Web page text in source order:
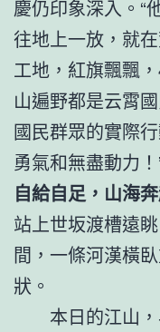
慶仍印象深入。“
往地上一放，就
工地，紅旗飄飄
山遍野都是云霄
國民群眾的實際
勇氣和無盡動力！
自給自足，山海
站上世坂渡槽遠
間，一條河漢橫
狀。
本日的江山，